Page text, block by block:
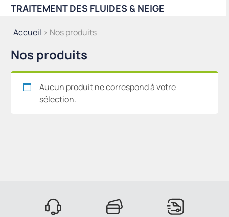
Accueil > Nos produits
Nos produits
Aucun produit ne correspond à votre
sélection.
TRAITEMENT DES FLUIDES & NEIGE